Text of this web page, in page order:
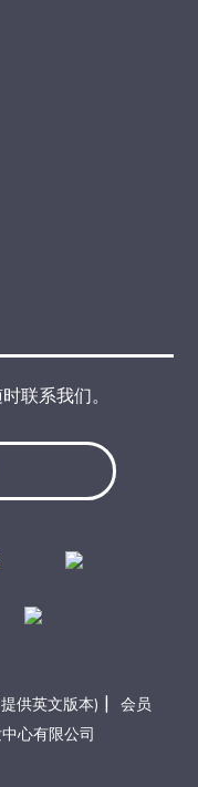
联系我们。
供英文版本) | 会员
心有限公司